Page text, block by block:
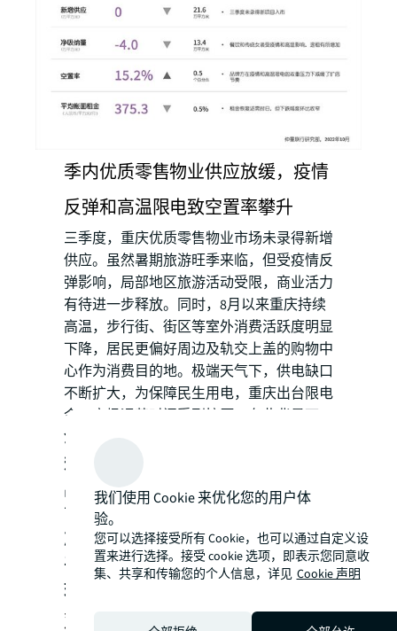
季内优质零售物业供应放缓，疫情
反弹和高温限电致空置率攀升
三季度，重庆优质零售物业市场未录得新增
供应。虽然暑期旅游旺季来临，但受疫情反
弹影响，局部地区旅游活动受限，商业活力
有待进一步释放。同时，8月以来重庆持续
高温，步行街、街区等室外消费活跃度明显
下降，居民更偏好周边及轨交上盖的购物中
心作为消费目的地。极端天气下，供电缺口
不断扩大，为保障民生用电，重庆出台限电
令，商场运营时间受到挤压。在此背景下，
全市零售物业平均空置率较上季度上
升0.5个百分点，至15.2%
品牌方在疫情和高温限电的双重压力
下减缓了扩店节奏，退租增加，需求
减弱，本季度重庆优质零售物业首层
平均租金为375.3元/平方米/月，租金
环比承压下跌0.5%
双重压力下业态表现分化，商业配
我们使用 Cookie 来优化您的用户体
验。
您可以选择接受所有 Cookie，也可以通过自定义设
置来进行选择。接受 cookie 选项，即表示您同意收
集、共享和传输您的个人信息，详见 Cookie 声明